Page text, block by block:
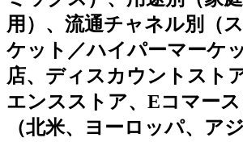
用）、流通チャネル別（
ケット／ハイパーマーケ
店、ディスカウントスト
エンスストア、Eコマース
（北米、ヨーロッパ、ア